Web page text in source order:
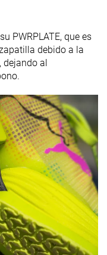
PWRPLATE, que es
debido a la
dejando al